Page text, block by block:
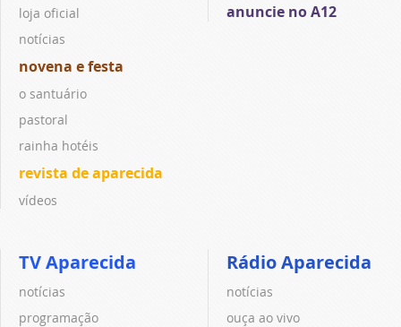
loja oficial
notícias
novena e festa
o santuário
pastoral
rainha hotéis
revista de aparecida
vídeos
anuncie no A12
TV Aparecida
notícias
programação
Rádio Aparecida
notícias
ouça ao vivo